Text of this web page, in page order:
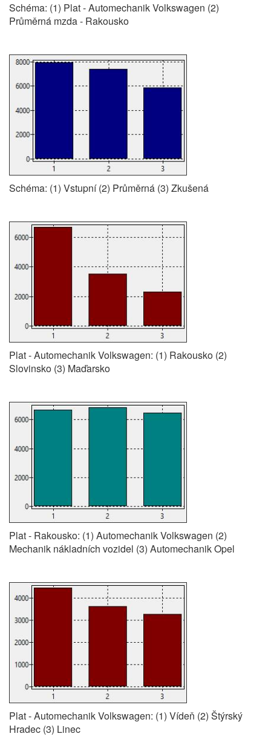
Schéma: (1) Plat - Automechanik Volkswagen (2)
Průměrná mzda - Rakousko
Schéma: (1) Vstupní (2) Průměrná (3) Zkušená
Plat - Automechanik Volkswagen: (1) Rakousko (2)
Slovinsko (3) Maďarsko
Plat - Rakousko: (1) Automechanik Volkswagen (2)
Mechanik nákladních vozidel (3) Automechanik Opel
Plat - Automechanik Volkswagen: (1) Vídeň (2) Štýrský
Hradec (3) Linec